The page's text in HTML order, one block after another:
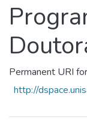
Browse
Produção Docente
Permanent URI
http://